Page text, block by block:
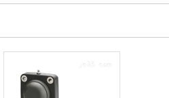
，请说明是在 伊莉莎冈特贸易（上